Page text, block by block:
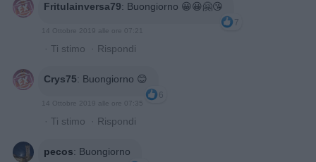
Fritulainversa79: Buongiorno 😀😀🤗😘
7
14 Ottobre 2019 alle ore 07:21
· Ti stimo · Rispondi
Crys75: Buongiorno 😊
6
14 Ottobre 2019 alle ore 07:35
· Ti stimo · Rispondi
pecos: Buongiorno